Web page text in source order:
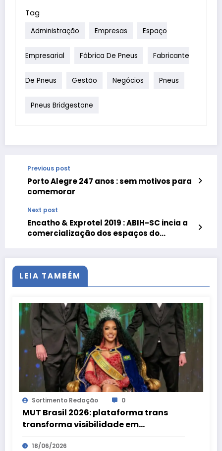
Tag
Administração Empresas Espaço
Empresarial Fábrica De Pneus Fabricante
De Pneus Gestão Negócios Pneus
Pneus Bridgestone
Previous post
Porto Alegre 247 anos : sem motivos para
comemorar
Next post
Encatho & Exprotel 2019 : ABIH-SC incia a
comercialização dos espaços do
LEIA TAMBÉM
Sortimento Redação 0
MUT Brasil 2026: plataforma trans
transforma visibilidade em
oportunidades
18/06/2026